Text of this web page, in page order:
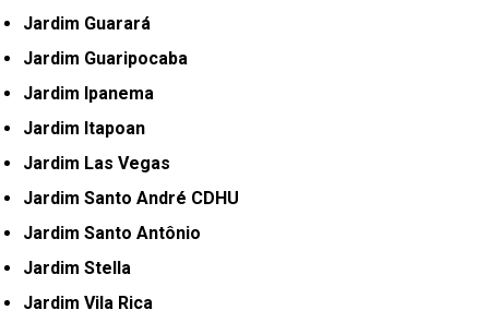
Jardim Guarará
Jardim Guaripocaba
Jardim Ipanema
Jardim Itapoan
Jardim Las Vegas
Jardim Santo André CDHU
Jardim Santo Antônio
Jardim Stella
Jardim Vila Rica